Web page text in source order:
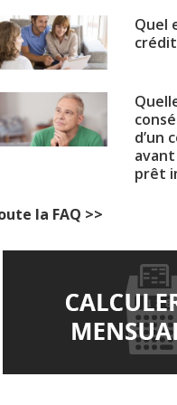
Quel
d’un
avant
prêt
la FAQ >>